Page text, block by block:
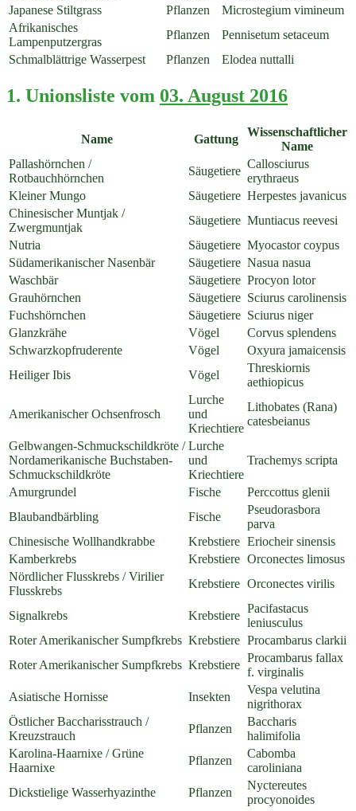
Japanese Stiltgrass
Pflanzen
Microstegium vimineum
Afrikanisches
Lampenputzergras
Pflanzen
Pennisetum setaceum
Schmalblättrige Wasserpest
Pflanzen Elodea nuttalli
1. Unionsliste vom 03. August 2016
Name Gattung
Wissenschaftlicher
Name
Pallashörnchen /
Rotbauchhörnchen
Säugetiere
Callosciurus
erythraeus
Kleiner Mungo
Säugetiere Herpestes javanicus
Chinesischer Muntjak /
Zwergmuntjak
Säugetiere Muntiacus reevesi
Nutria
Säugetiere Myocastor coypus
Südamerikanischer Nasenbär
Säugetiere Nasua nasua
Waschbär
Säugetiere Procyon lotor
Grauhörnchen
Säugetiere Sciurus carolinensis
Fuchshörnchen
Säugetiere Sciurus niger
Glanzkrähe
Vögel
Corvus splendens
Schwarzkopfruderente
Vögel
Oxyura jamaicensis
Heiliger Ibis
Vögel
Threskiornis
aethiopicus
Amerikanischer Ochsenfrosch
Lurche
und
Kriechtiere
Lithobates (Rana)
catesbeianus
Gelbwangen-Schmuckschildkröte /
Nordamerikanische Buchstaben-
Schmuckschildkröte
Lurche
und
Kriechtiere
Trachemys scripta
Amurgrundel Fische
Perccottus glenii
Blaubandbärbling
Fische
Pseudorasbora
parva
Chinesische Wollhandkrabbe
Krebstiere Eriocheir sinensis
Kamberkrebs
Krebstiere Orconectes limosus
Nördlicher Flusskrebs / Virilier
Flusskrebs
Krebstiere Orconectes virilis
Signalkrebs Krebstiere
Pacifastacus
leniusculus
Roter Amerikanischer Sumpfkrebs Krebstiere Procambarus clarkii
Roter Amerikanischer Sumpfkrebs Krebstiere
Procambarus fallax
f. virginalis
Asiatische Hornisse
Insekten
Vespa velutina
nigrithorax
Östlicher Baccharisstrauch /
Kreuzstrauch
Pflanzen
Baccharis
halimifolia
Karolina-Haarnixe / Grüne
Haarnixe
Pflanzen
Cabomba
caroliniana
Dickstielige Wasserhyazinthe
Pflanzen
Nyctereutes
procyonoides